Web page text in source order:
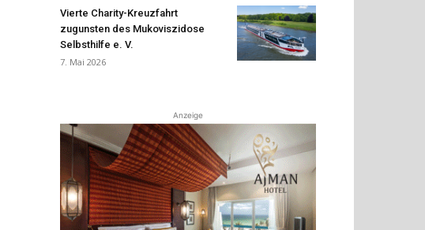
Vierte Charity-Kreuzfahrt
zugunsten des Mukoviszidose
Selbsthilfe e. V.
7. Mai 2026
Anzeige